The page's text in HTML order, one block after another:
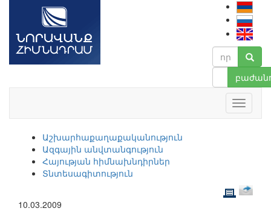
Աշխարհաքաղաքականություն
Ազգային անվտանգություն
Հայության հիմնախնդիրներ
Տնտեսագիտություն
10.03.2009